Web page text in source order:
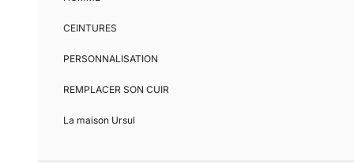
CEINTURES
PERSONNALISATION
REMPLACER SON CUIR
La maison Ursul